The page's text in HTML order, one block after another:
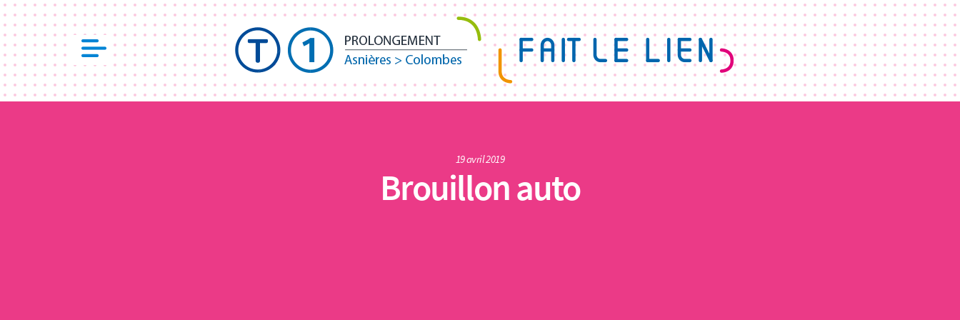
19 avril 2019
Brouillon auto